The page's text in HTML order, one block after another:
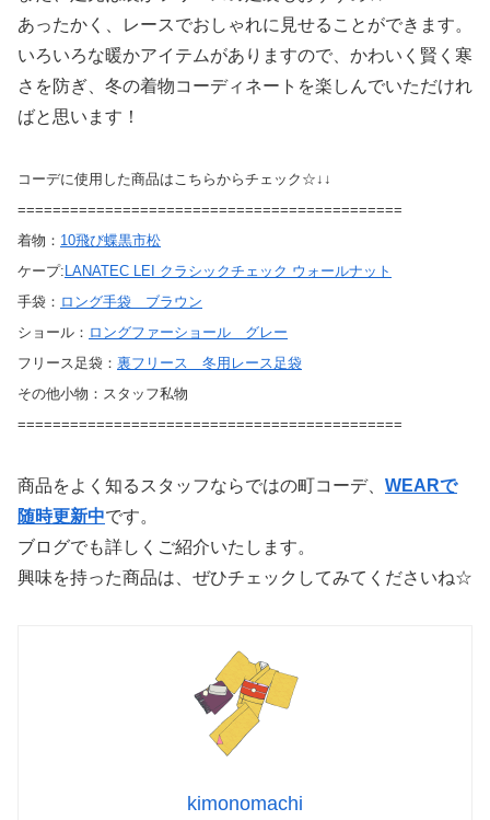
あったかく、レースでおしゃれに見せることができます。
いろいろな暖かアイテムがありますので、かわいく賢く寒
さを防ぎ、冬の着物コーディネートを楽しんでいただけれ
ばと思います！
コーデに使用した商品はこちらからチェック☆↓↓
============================================
着物： 10飛び蝶黒市松
ケープ: LANATEC LEI クラシックチェック ウォールナット
手袋： ロング手袋 ブラウン
ショール： ロングファーショール グレー
フリース足袋： 裏フリース 冬用レース足袋
その他小物：スタッフ私物
============================================
商品をよく知るスタッフならではの町コーデ、 WEARで
随時更新中です。
ブログでも詳しくご紹介いたします。
興味を持った商品は、ぜひチェックしてみてくださいね☆
kimonomachi